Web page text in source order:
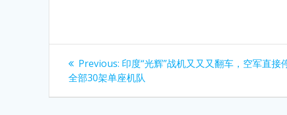
Post
navigation
Previous: Previous
post:
印度“光辉”战机又又又翻车，空军直接
全部30架单座机队